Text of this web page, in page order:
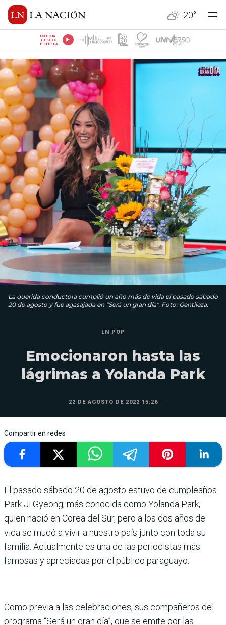
20°
ESCUCHÁ
TU RADIO
PREFERIDA
La querida conductora cumplió un año más de vida el pasado sábado
20 de agosto y fue agasajada en "Será un gran día". Foto: Gentileza.
LN POP
Emocionaron hasta las
lágrimas a Yolanda Park
22 DE AGOSTO DE 2022 15:26
Compartir en redes
El pasado sábado 20 de agosto estuvo de cumpleaños
Park Ji Gyeong, más conocida como Yolanda Park,
quien nació en Corea del Sur, pero a los dos años de
vida se mudó a vivir a nuestro país junto con toda su
familia. Actualmente es una de las periodistas más
famosas y apreciadas por el público paraguayo.
Como previa a las celebraciones, sus compañeros del
programa “Será un gran día”, que se emite por las